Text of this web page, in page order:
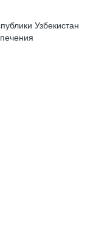
Узбекистан